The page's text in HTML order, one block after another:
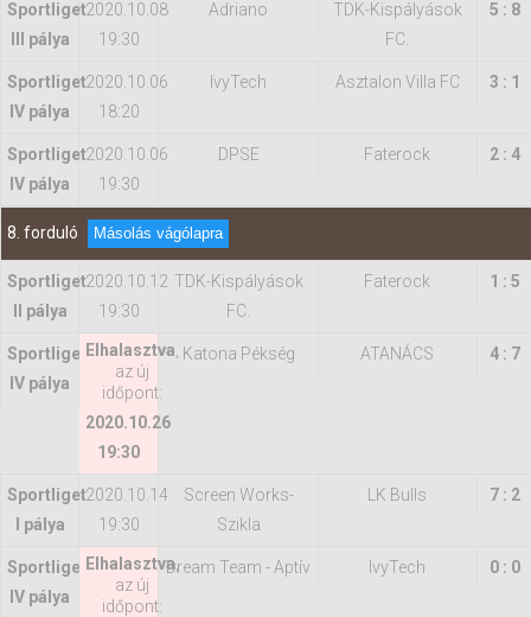
Sportliget
III pálya
2020.10.08
19:30
Adriano
TDK-Kispályások
FC.
5 : 8
Sportliget
IV pálya
2020.10.06
18:20
IvyTech Asztalon Villa FC 3 : 1
Sportliget
IV pálya
2020.10.06
19:30
DPSE Faterock 2 : 4
8. forduló Másolás vágólapra
Sportliget
II pálya
2020.10.12
19:30
TDK-Kispályások
FC.
Faterock 1 : 5
Sportliget
IV pálya
Elhalasztva
az új
időpont:
2020.10.26
19:30
Katona Pékség ATANÁCS 4 : 7
Sportliget
I pálya
2020.10.14
19:30
Screen Works-
Szikla
LK Bulls 7 : 2
Sportliget
IV pálya
Elhalasztva,
az új
időpont:
Dream Team - Aptív IvyTech 0 : 0